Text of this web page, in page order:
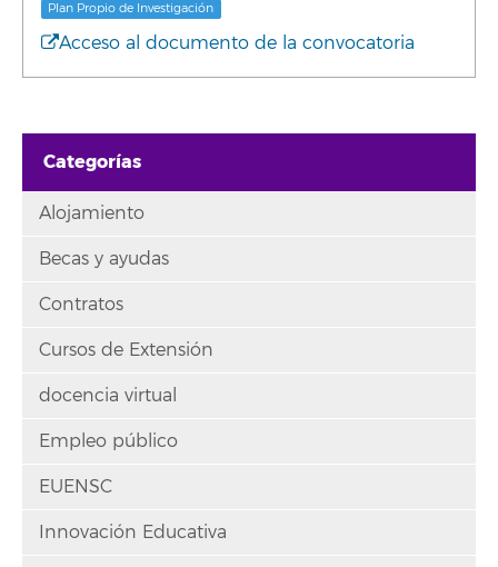
Plan Propio de Investigación
Acceso al documento de la convocatoria
Categorías
Alojamiento
Becas y ayudas
Contratos
Cursos de Extensión
docencia virtual
Empleo público
EUENSC
Innovación Educativa